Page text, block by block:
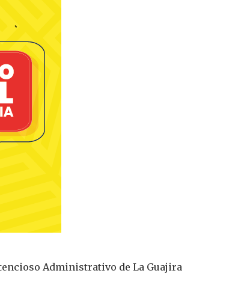
Administrativo de La Guajira